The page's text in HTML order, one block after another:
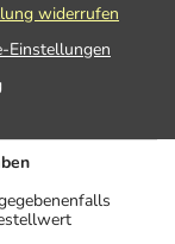
widerrufen
Einstellungen